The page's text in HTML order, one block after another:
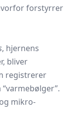
forstyrrer
, hjernens
bliver
registrerer
mikro-